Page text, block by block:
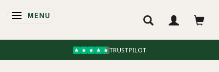
SKIFTE NAVIGATION
MENU
TRUSTPILOT